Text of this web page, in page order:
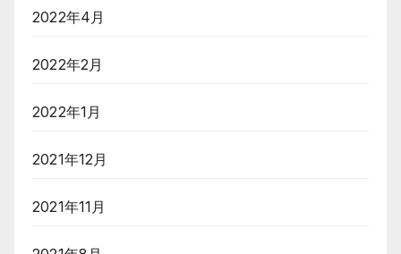
2022年4月
2022年2月
2022年1月
2021年12月
2021年11月